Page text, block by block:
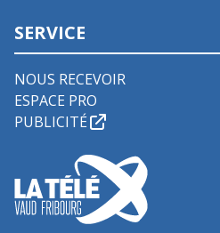
SERVICE
NOUS RECEVOIR
ESPACE PRO
PUBLICITÉ